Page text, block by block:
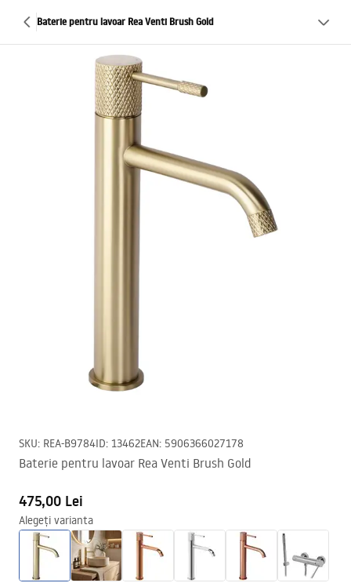
Baterie pentru lavoar Rea Venti Brush Gold
SKU: REA-B9784ID: 13462EAN: 5906366027178
Baterie pentru lavoar Rea Venti Brush Gold
475,00 Lei
Alegeți varianta